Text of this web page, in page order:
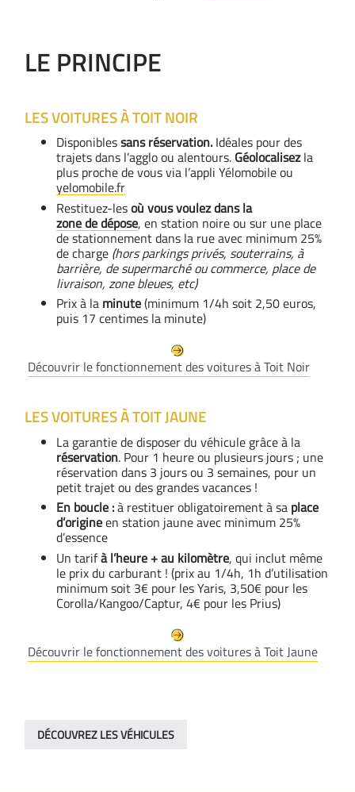
LE PRINCIPE
LES VOITURES À TOIT NOIR
Disponiblessans réservation. Idéales pour des
trajets dans l’agglo ou alentours. Géolocalisezla
plus proche de vous via l’appli Yélomobile ou
yelomobile.fr
Restituez-lesoù vous voulez dans la
zone de dépose, en station noire ou sur une place
de stationnement dans la rue avec minimum 25%
de charge (hors parkings privés, souterrains, à
barrière, de supermarché ou commerce, place de
livraison, zone bleues, etc)
Prix à la minute(minimum 1/4h soit 2,50 euros,
puis 17 centimes la minute)
Découvrir le fonctionnement des voitures à Toit Noir
LES VOITURES À TOIT JAUNE
La garantie de disposer du véhicule grâce à la
réservation. Pour 1 heure ou plusieurs jours ; une
réservation dans 3 jours ou 3 semaines, pour un
petit trajet ou des grandes vacances !
En boucle :à restituer obligatoirement à sa place
d’origineen station jaune avec minimum 25%
d’essence
Un tarifà l’heure + au kilomètre, qui inclut même
le prix du carburant ! (prix au 1/4h, 1h d’utilisation
minimum soit 3€ pour les Yaris, 3,50€ pour les
Corolla/Kangoo/Captur, 4€ pour les Prius)
Découvrir le fonctionnement des voitures à Toit Jaune
DÉCOUVREZ LES VÉHICULES